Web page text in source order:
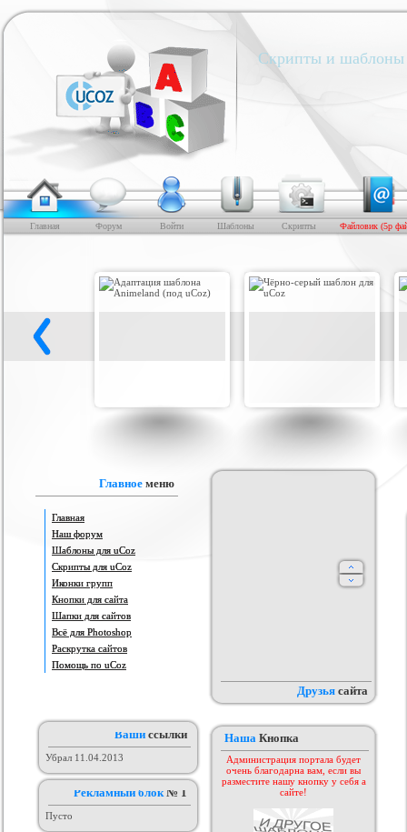
Скрипты и шаблоны
Главная Форум Войти Шаблоны Скрипты Файловик (5р
баллов за посты
Пользователи
Главное меню
Главная
Наш форум
Шаблоны для uCoz
Скрипты для uCoz
Иконки групп
Кнопки для сайта
Шапки для сайтов
Всё для Photoshop
Раскрутка сайтов
Помощь по uCoz
Ваши ссылки
Убрал 11.04.2013
Рекламный блок№ 1
Пусто
Друзья сайта
Наша Кнопка
Администрация портала будет
очень благодарна вам, если вы
разместите нашу кнопку у себя а
сайте!